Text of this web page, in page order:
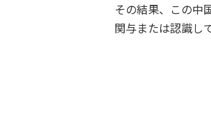
その結果、この中
関与または認識し